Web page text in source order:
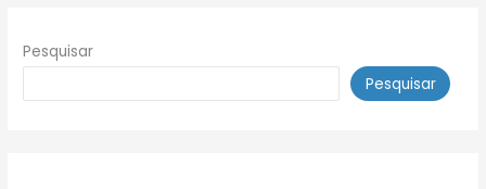
Pesquisar
Pesquisar